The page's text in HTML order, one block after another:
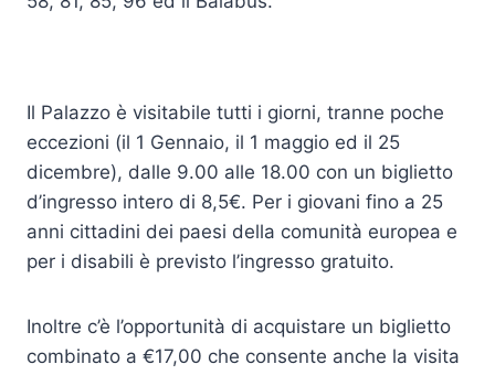
Il Palazzo è visitabile tutti i giorni, tranne poche
eccezioni (il 1 Gennaio, il 1 maggio ed il 25
dicembre), dalle 9.00 alle 18.00 con un biglietto
d’ingresso intero di 8,5€. Per i giovani fino a 25
anni cittadini dei paesi della comunità europea e
per i disabili è previsto l’ingresso gratuito.
Inoltre c’è l’opportunità di acquistare un biglietto
combinato a €17,00 che consente anche la visita